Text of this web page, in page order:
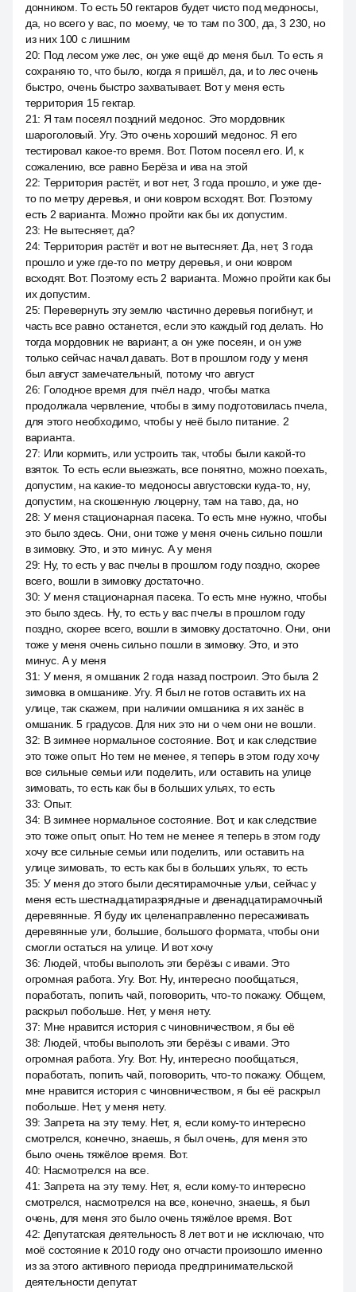
донником. То есть 50 гектаров будет чисто под медоносы,
да, но всего у вас, по моему, че то там по 300, да, 3 230, но
из них 100 с лишним
20: Под лесом уже лес, он уже ещё до меня был. То есть я
сохраняю то, что было, когда я пришёл, да, и to лес очень
быстро, очень быстро захватывает. Вот у меня есть
территория 15 гектар.
21: Я там посеял поздний медонос. Это мордовник
шароголовый. Угу. Это очень хороший медонос. Я его
тестировал какое-то время. Вот. Потом посеял его. И, к
сожалению, все равно Берёза и ива на этой
22: Территория растёт, и вот нет, 3 года прошло, и уже где-
то по метру деревья, и они ковром всходят. Вот. Поэтому
есть 2 варианта. Можно пройти как бы их допустим.
23: Не вытесняет, да?
24: Территория растёт и вот не вытесняет. Да, нет, 3 года
прошло и уже где-то по метру деревья, и они ковром
всходят. Вот. Поэтому есть 2 варианта. Можно пройти как бы
их допустим.
25: Перевернуть эту землю частично деревья погибнут, и
часть все равно останется, если это каждый год делать. Но
тогда мордовник не вариант, а он уже посеян, и он уже
только сейчас начал давать. Вот в прошлом году у меня
был август замечательный, потому что август
26: Голодное время для пчёл надо, чтобы матка
продолжала червление, чтобы в зиму подготовилась пчела,
для этого необходимо, чтобы у неё было питание. 2
варианта.
27: Или кормить, или устроить так, чтобы были какой-то
взяток. То есть если выезжать, все понятно, можно поехать,
допустим, на какие-то медоносы августовски куда-то, ну,
допустим, на скошенную люцерну, там на таво, да, но
28: У меня стационарная пасека. То есть мне нужно, чтобы
это было здесь. Они, они тоже у меня очень сильно пошли
в зимовку. Это, и это минус. А у меня
29: Ну, то есть у вас пчелы в прошлом году поздно, скорее
всего, вошли в зимовку достаточно.
30: У меня стационарная пасека. То есть мне нужно, чтобы
это было здесь. Ну, то есть у вас пчелы в прошлом году
поздно, скорее всего, вошли в зимовку достаточно. Они, они
тоже у меня очень сильно пошли в зимовку. Это, и это
минус. А у меня
31: У меня, я омшаник 2 года назад построил. Это была 2
зимовка в омшанике. Угу. Я был не готов оставить их на
улице, так скажем, при наличии омшаника я их занёс в
омшаник. 5 градусов. Для них это ни о чем они не вошли.
32: В зимнее нормальное состояние. Вот, и как следствие
это тоже опыт. Но тем не менее, я теперь в этом году хочу
все сильные семьи или поделить, или оставить на улице
зимовать, то есть как бы в больших ульях, то есть
33: Опыт.
34: В зимнее нормальное состояние. Вот, и как следствие
это тоже опыт, опыт. Но тем не менее я теперь в этом году
хочу все сильные семьи или поделить, или оставить на
улице зимовать, то есть как бы в больших ульях, то есть
35: У меня до этого были десятирамочные ульи, сейчас у
меня есть шестнадцатиразрядные и двенадцатирамочный
деревянные. Я буду их целенаправленно пересаживать
деревянные ули, большие, большого формата, чтобы они
смогли остаться на улице. И вот хочу
36: Людей, чтобы выполоть эти берёзы с ивами. Это
огромная работа. Угу. Вот. Ну, интересно пообщаться,
поработать, попить чай, поговорить, что-то покажу. Общем,
раскрыл побольше. Нет, у меня нету.
37: Мне нравится история с чиновничеством, я бы её
38: Людей, чтобы выполоть эти берёзы с ивами. Это
огромная работа. Угу. Вот. Ну, интересно пообщаться,
поработать, попить чай, поговорить, что-то покажу. Общем,
мне нравится история с чиновничеством, я бы её раскрыл
побольше. Нет, у меня нету.
39: Запрета на эту тему. Нет, я, если кому-то интересно
смотрелся, конечно, знаешь, я был очень, для меня это
было очень тяжёлое время. Вот.
40: Насмотрелся на все.
41: Запрета на эту тему. Нет, я, если кому-то интересно
смотрелся, насмотрелся на все, конечно, знаешь, я был
очень, для меня это было очень тяжёлое время. Вот.
42: Депутатская деятельность 8 лет вот и не исключаю, что
моё состояние к 2010 году оно отчасти произошло именно
из за этого активного периода предпринимательской
деятельности депутат